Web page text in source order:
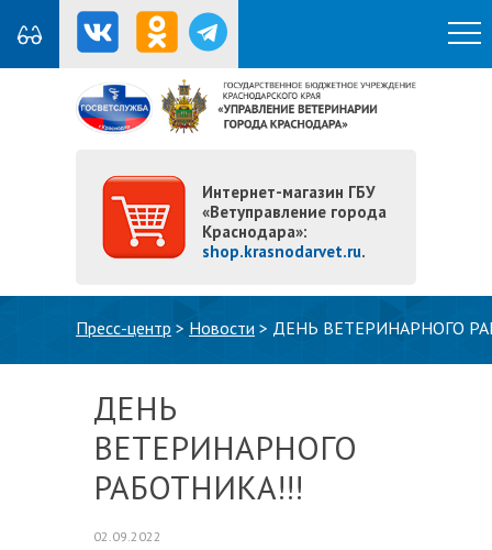
Интернет-магазин ГБУ
«Ветуправление города
Краснодара»:
shop.krasnodarvet.ru.
Пресс-центр > Новости > ДЕНЬ ВЕТЕРИНАРНОГО
ДЕНЬ
ВЕТЕРИНАРНОГО
РАБОТНИКА!!!
02.09.2022